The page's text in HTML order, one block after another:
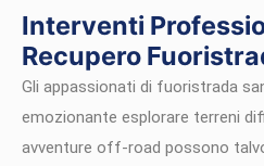
Interventi
Recupero
Gli appassionati di fuoristrada
emozionante esplorare terreni
avventure off-road possono